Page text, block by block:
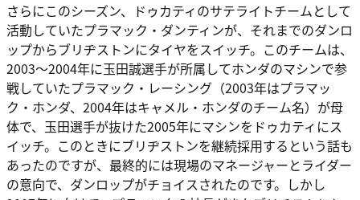
さらにこのシーズン、ドゥカティのサテライトチームとして
活動していたプラマック・ダンティンが、それまでのダンロ
ップからブリヂストンにタイヤをスイッチ。このチームは、
2003～2004年に玉田誠選手が所属してホンダのマシンで参
戦していたプラマック・レーシング（2003年はプラマッ
ク・ホンダ、2004年はキャメル・ホンダのチーム名）が母
体で、玉田選手が抜けた2005年にマシンをドゥカティにス
イッチ。このときにブリヂストンを継続採用するという話も
あったのですが、最終的には現場のマネージャーとライダー
の意向で、ダンロップがチョイスされたのです。しかし